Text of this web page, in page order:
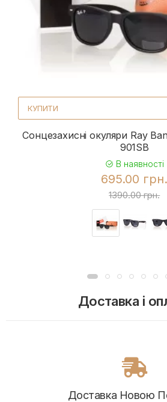
КУПИТИ
Сонцезахисні окуляри Ray
901SB
В наявності
695.00 грн.
1390.00 грн.
Доставка і
Доставка Новою